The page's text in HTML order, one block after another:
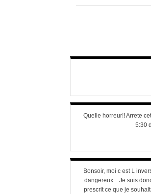
Quelle horreur!! Arrete
5:30
Bonsoir, moi c est L
dangereux... Je suis
prescrit ce que je